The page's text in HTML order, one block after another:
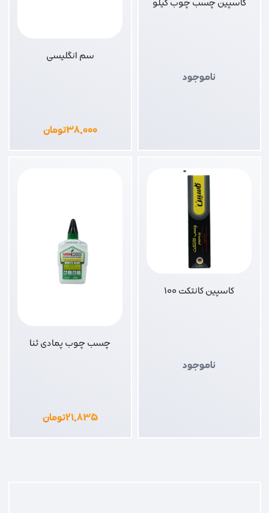
ناموجود
سم انگلیسی
۳۸,۰۰۰تومان
کاسپین کانتکت 100
ناموجود
چسب چوب پمادی ثنا
۲۱,۸۳۵تومان